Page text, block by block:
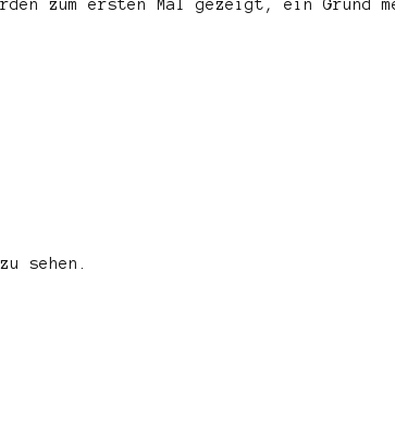
zum ersten Mal gezeigt, ein Grund
sehen.